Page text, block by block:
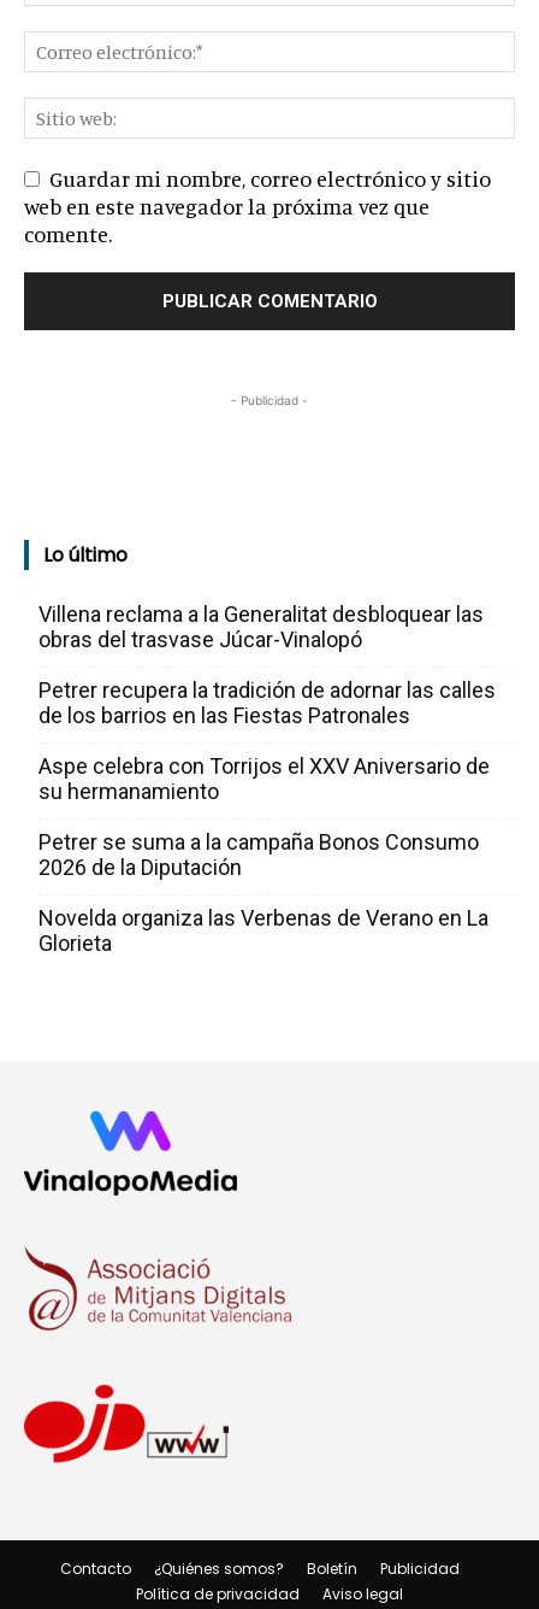
Guardar mi nombre, correo electrónico y sitio
web en este navegador la próxima vez que
comente.
- Publicidad -
Lo último
Villena reclama a la Generalitat desbloquear las
obras del trasvase Júcar-Vinalopó
Petrer recupera la tradición de adornar las calles
de los barrios en las Fiestas Patronales
Aspe celebra con Torrijos el XXV Aniversario de
su hermanamiento
Petrer se suma a la campaña Bonos Consumo
2026 de la Diputación
Novelda organiza las Verbenas de Verano en La
Glorieta
Contacto ¿Quiénes somos? Boletín
Publicidad
Política de privacidad
Aviso legal